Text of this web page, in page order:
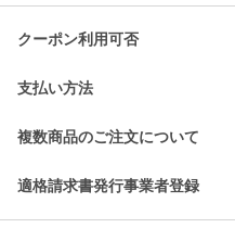
クーポン利用可否
支払い方法
複数商品のご注文について
適格請求書発行事業者登録